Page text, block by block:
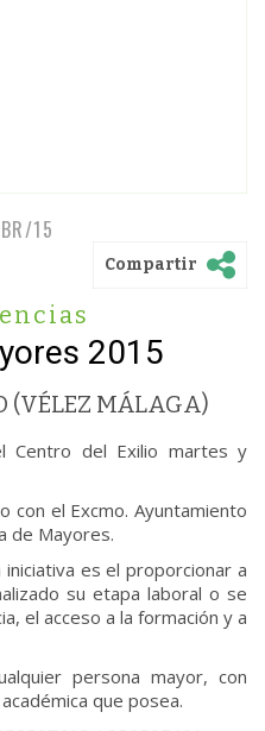
15
Compartir
2015
(VÉLEZ MÁLAGA)
Centro del Exilio martes y
con el Excmo. Ayuntamiento
de Mayores.
es el proporcionar a
su etapa laboral o se
el acceso a la formación y a
persona mayor, con
que posea.